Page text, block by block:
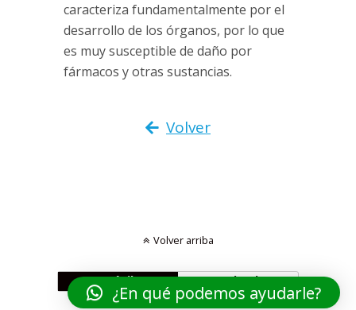
caracteriza fundamentalmente por el
desarrollo de los órganos, por lo que
es muy susceptible de daño por
fármacos y otras sustancias.
Volver
Volver arriba
Móvil Escritorio
¿En qué podemos ayudarle?